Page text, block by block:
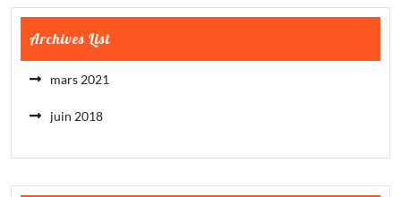
Archives List
mars 2021
juin 2018